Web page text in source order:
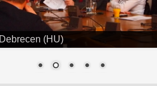
(HU)